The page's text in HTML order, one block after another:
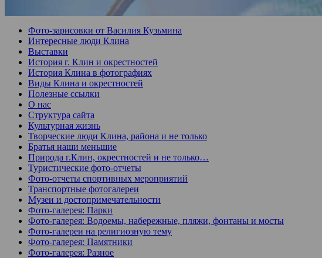
Фото-зарисовки от Василия Кузьмина
Интересные люди Клина
Выставки
История г. Клин и окрестностей
История Клина в фотографиях
Виды Клина и окрестностей
Полезные ссылки
О нас
Структура сайта
Культурная жизнь
Творческие люди Клина, района и не только
Братья наши меньшие
Природа г.Клин, окрестностей и не только…
Туристические фото-отчеты
Фото-отчеты спортивных мероприятий
Транспортные фотогалереи
Музеи и достопримечательности
Фото-галерея: Парки
Фото-галерея: Водоемы, набережные, пляжи, фонтаны и мосты
Фото-галереи на религиозную тему
Фото-галерея: Памятники
Фото-галерея: Разное